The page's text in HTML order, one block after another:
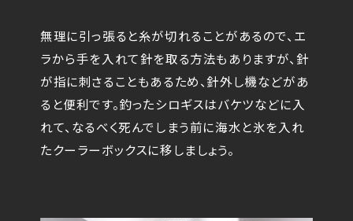
無理に引っ張ると糸が切れることがあるので、エ
ラから手を入れて針を取る方法もありますが、針
が指に刺さることもあるため、針外し機などがあ
ると便利です。釣ったシロギスはバケツなどに入
れて、なるべく死んでしまう前に海水と氷を入れ
たクーラーボックスに移しましょう。